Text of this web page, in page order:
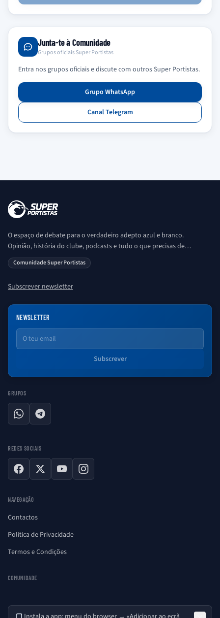
Junta-te à Comunidade
Grupos oficiais Super Portistas
Entra nos grupos oficiais e discute com outros Super Portistas.
Grupo WhatsApp
Canal Telegram
O espaço de debate para o verdadeiro adepto azul e branco.
Opinião, história do clube, podcasts e tudo o que precisas de
saber sobre o universo Porto. Ser Porto é aqui!
Comunidade Super Portistas
Subscrever newsletter
NEWSLETTER
Email
Subscrever
GRUPOS
WhatsAppTelegram
REDES SOCIAIS
Facebook
X YouTubeInstagram
NAVEGAÇÃO
Contactos
Politica de Privacidade
Termos e Condições
COMUNIDADE